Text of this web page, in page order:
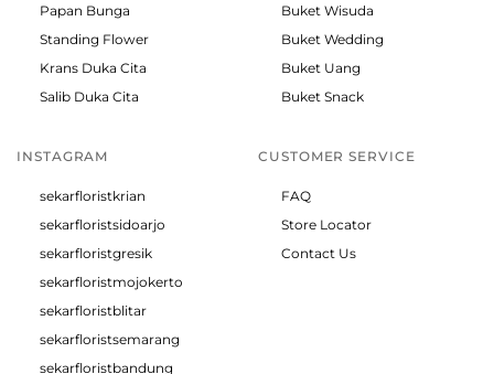
Papan Bunga
Standing Flower
Krans Duka Cita
Salib Duka Cita
Buket Wisuda
Buket Wedding
Buket Uang
Buket Snack
INSTAGRAM
sekarfloristkrian
sekarfloristsidoarjo
sekarfloristgresik
sekarfloristmojokerto
sekarfloristblitar
sekarfloristsemarang
sekarfloristbandung
CUSTOMER SERVICE
FAQ
Store Locator
Contact Us